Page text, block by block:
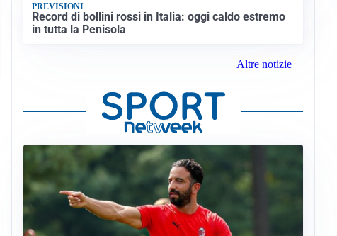
PREVISIONI
Record di bollini rossi in Italia: oggi caldo estremo
in tutta la Penisola
Altre notizie